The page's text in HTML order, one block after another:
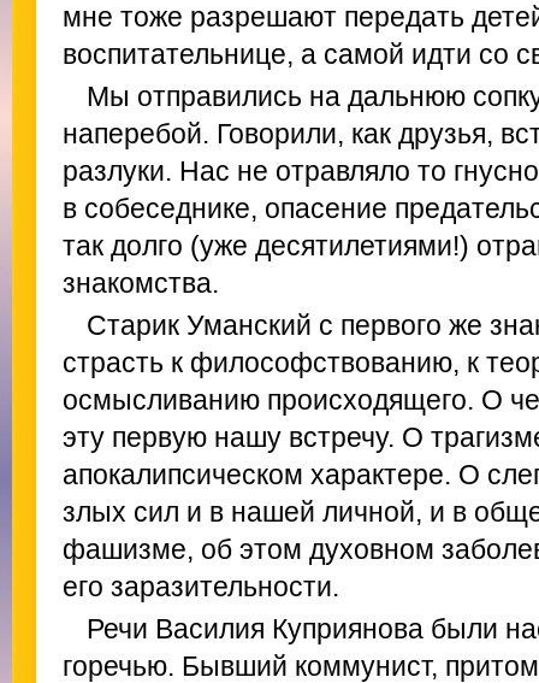
мне тоже разрешают передать
воспитательнице, а самой идти со
Мы отправились на дальнюю
наперебой. Говорили, как друзья,
разлуки. Нас не отравляло то
в собеседнике, опасение
так долго (уже десятилетиями!)
знакомства.
Старик Уманский с первого же
страсть к философствованию, к
осмысливанию происходящего. О
эту первую нашу встречу. О
апокалипсическом характере. О
злых сил и в нашей личной, и в
фашизме, об этом духовном
его заразительности.
Речи Василия Куприянова были
горечью. Бывший коммунист,